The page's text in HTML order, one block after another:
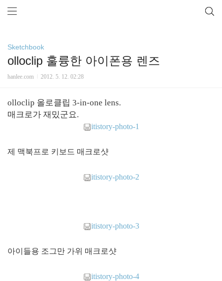
Sketchbook
olloclip 훌륭한 아이폰용 렌즈
hanlee.com 2012. 5. 12. 02:28
olloclip 올로클립 3-in-one lens.
매크로가 재밌군요.
itistory-photo-1
제 맥북프로 키보드 매크로샷
itistory-photo-2
itistory-photo-3
아이들용 조그만 가위 매크로샷
itistory-photo-4